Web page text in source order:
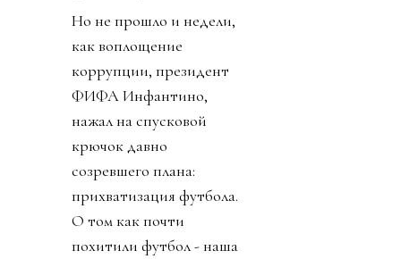
Но не прошло и недели,
как воплощение
коррупции, президент
ФИФА Инфантино,
нажал на спусковой
крючок давно
созревшего плана:
прихватизация футбола.
О том как почти
похитили футбол - наша